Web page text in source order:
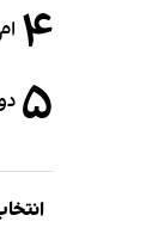
۴
۵ دو